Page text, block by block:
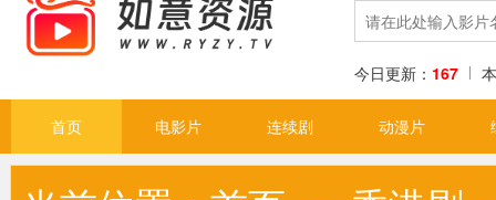
今日更新： 167
首页 电影片 连续剧 动漫片